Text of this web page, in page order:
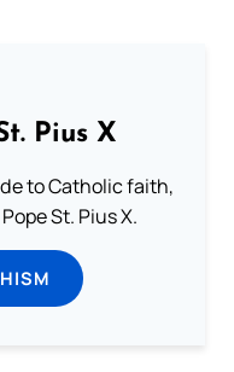
Pius X
to Catholic faith,
St. Pius X.